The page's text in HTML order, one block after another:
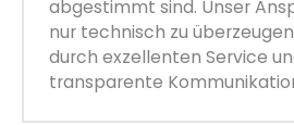
abgestimmt sind. Unser
nur technisch zu
durch exzellenten Service
transparente